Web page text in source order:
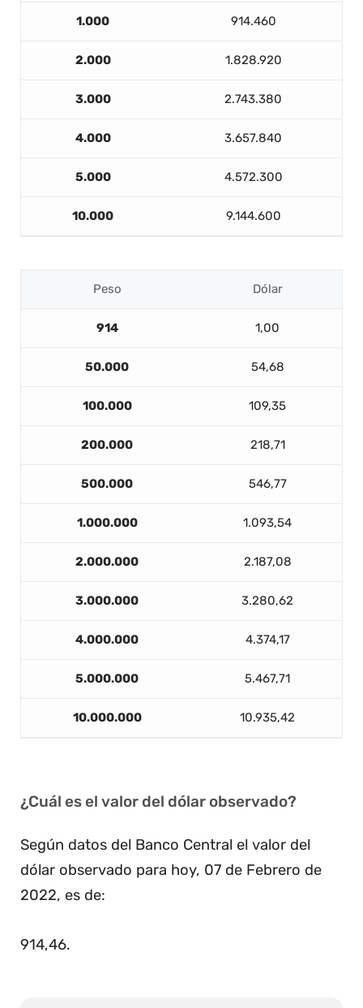
1.000 914.460
2.000 1.828.920
3.000 2.743.380
4.000 3.657.840
5.000 4.572.300
10.000 9.144.600
Peso Dólar
914 1,00
50.000 54,68
100.000 109,35
200.000 218,71
500.000 546,77
1.000.000 1.093,54
2.000.000 2.187,08
3.000.000 3.280,62
4.000.000 4.374,17
5.000.000 5.467,71
10.000.000 10.935,42
¿Cuál es el valor del dólar observado?
Según datos del Banco Central el valor del
dólar observado para hoy, 07 de Febrero de
2022, es de:
914,46.